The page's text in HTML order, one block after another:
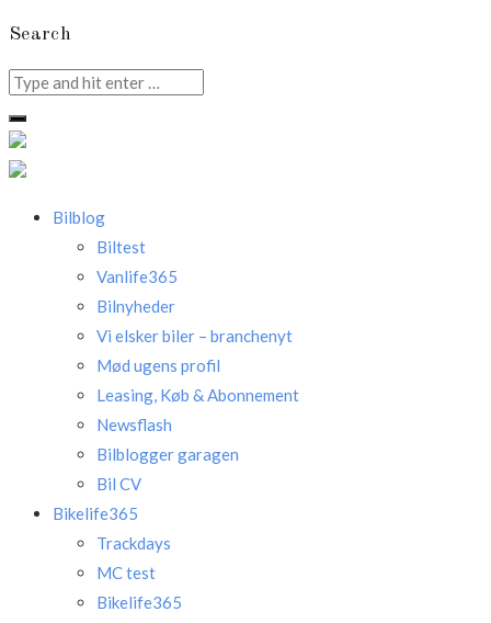
Search
Search
for:
Bilblog
Biltest
Vanlife365
Bilnyheder
Vi elsker biler – branchenyt
Mød ugens profil
Leasing, Køb & Abonnement
Newsflash
Bilblogger garagen
Bil CV
Bikelife365
Trackdays
MC test
Bikelife365